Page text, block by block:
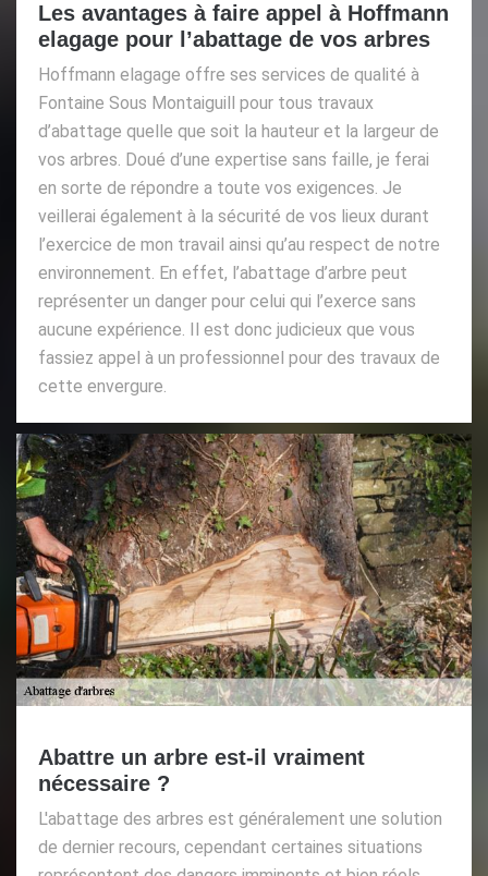
Les avantages à faire appel à Hoffmann
elagage pour l’abattage de vos arbres
Hoffmann elagage offre ses services de qualité à
Fontaine Sous Montaiguill pour tous travaux
d’abattage quelle que soit la hauteur et la largeur de
vos arbres. Doué d’une expertise sans faille, je ferai
en sorte de répondre a toute vos exigences. Je
veillerai également à la sécurité de vos lieux durant
l’exercice de mon travail ainsi qu’au respect de notre
environnement. En effet, l’abattage d’arbre peut
représenter un danger pour celui qui l’exerce sans
aucune expérience. Il est donc judicieux que vous
fassiez appel à un professionnel pour des travaux de
cette envergure.
Abattre un arbre est-il vraiment
nécessaire ?
L'abattage des arbres est généralement une solution
de dernier recours, cependant certaines situations